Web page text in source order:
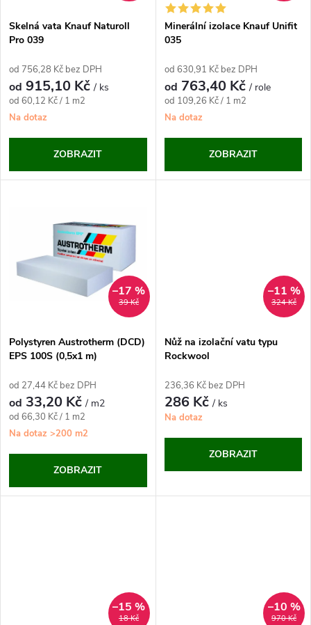
p
r
o
d
u
ů
s
p
r
o
u
t
Skelná vata Knauf Naturoll
Pro 039
od 756,28 Kč bez DPH
od 915,10 Kč/ ks
Měrná
cena:
od 60,12 Kč / 1 m2
Na dotaz
ZOBRAZIT
Minerální izolace Knauf Unifit
035
od 630,91 Kč bez DPH
od 763,40 Kč/ role
Měrná
cena:
od 109,26 Kč / 1 m2
Na dotaz
ZOBRAZIT
39 Kč
–17 %
Polystyren Austrotherm (DCD)
EPS 100S (0,5x1 m)
od 27,44 Kč bez DPH
od 33,20 Kč/ m2
Měrná
cena:
od 66,30 Kč / 1 m2
Na dotaz >200 m2
ZOBRAZIT
324 Kč
–11 %
Nůž na izolační vatu typu
Rockwool
236,36 Kč bez DPH
286 Kč/ ks
Na dotaz
ZOBRAZIT
18 Kč
–15 %
970 Kč
–10 %